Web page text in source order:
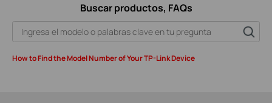
Buscar productos, FAQs
How to Find the Model Number of Your TP-Link Device